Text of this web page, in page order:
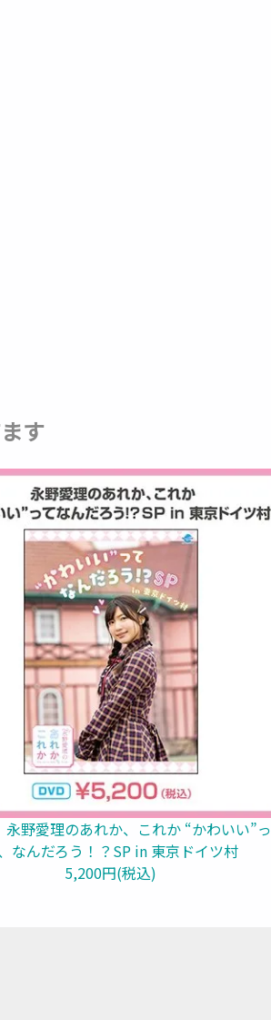
す
永野愛理のあれか、これか “かわいい”っ
なんだろう！？SP in 東京ドイツ村
5,200円(税込)